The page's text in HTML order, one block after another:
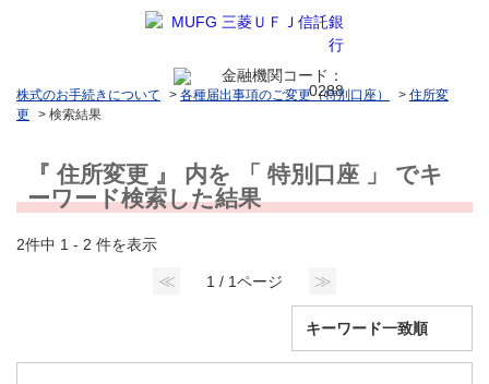
株式のお手続きについて > 各種届出事項のご変更（特別口座） > 住所変
更 > 検索結果
『 住所変更 』 内を 「 特別口座 」 でキ
ーワード検索した結果
2件中 1 - 2 件を表示
≪ 1 / 1ページ ≫